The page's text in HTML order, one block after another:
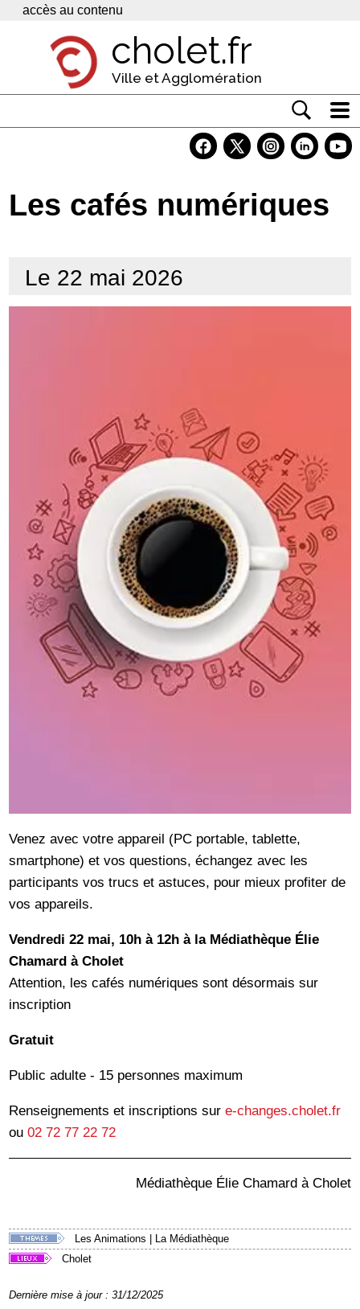
Panneau de gestion des cookies
accès au contenu
cholet.fr
Ville et Agglomération
Economie
Contacts
Les cafés numériques
Le 22 mai 2026
Venez avec votre appareil (PC portable, tablette,
smartphone) et vos questions, échangez avec les
participants vos trucs et astuces, pour mieux profiter de
vos appareils.
Vendredi 22 mai, 10h à 12h à la Médiathèque Élie
Chamard à Cholet
Attention, les cafés numériques sont désormais sur
inscription
Gratuit
Public adulte - 15 personnes maximum
Renseignements et inscriptions sure-changes.cholet.fr
ou02 72 77 22 72
Médiathèque Élie Chamard à Cholet
Les Animations
La Médiathèque
Cholet
Dernière mise à jour : 31/12/2025